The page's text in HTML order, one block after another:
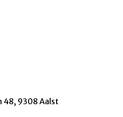
48, 9308 Aalst